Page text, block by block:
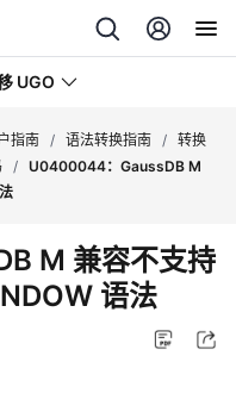
UGO
指南 / 语法转换指南 / 转换
/ U0400044：GaussDB M
M 兼容不支持
语法